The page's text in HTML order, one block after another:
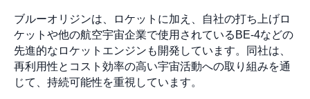
ブルーオリジンは、ロケットに加え、自社の打ち上げロ
ケットや他の航空宇宙企業で使用されているBE-4などの
先進的なロケットエンジンも開発しています。同社は、
再利用性とコスト効率の高い宇宙活動への取り組みを通
じて、持続可能性を重視しています。